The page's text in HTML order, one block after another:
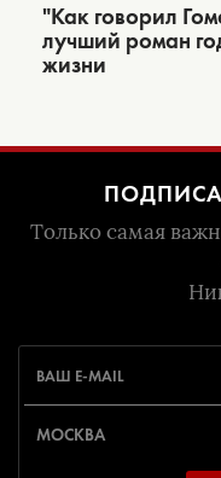
"Как говорил
лучший роман
жизни
Только самая